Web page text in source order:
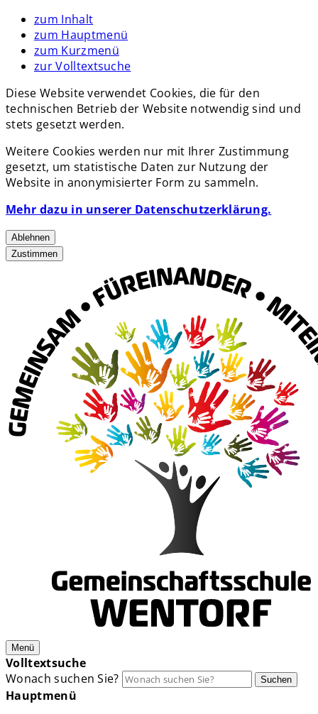
zum Inhalt
zum Hauptmenü
zum Kurzmenü
zur Volltextsuche
Diese Website verwendet Cookies, die für den
technischen Betrieb der Website notwendig sind und
stets gesetzt werden.
Weitere Cookies werden nur mit Ihrer Zustimmung
gesetzt, um statistische Daten zur Nutzung der
Website in anonymisierter Form zu sammeln.
Mehr dazu in unserer Datenschutzerklärung.
Ablehnen
Zustimmen
Menü
Volltextsuche
Wonach suchen Sie?
Suchen
Hauptmenü